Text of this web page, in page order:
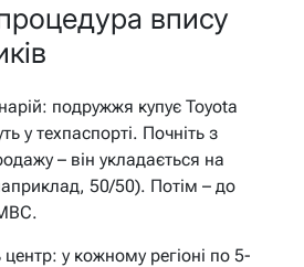
впису
подружжя купує Toyota
у техпаспорті. Почніть з
– він укладається на
50/50). Потім – до
центр: у кожному регіоні по 5-